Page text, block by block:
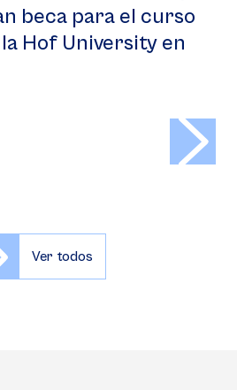
beca para el curso
Hof University en
Ver todos